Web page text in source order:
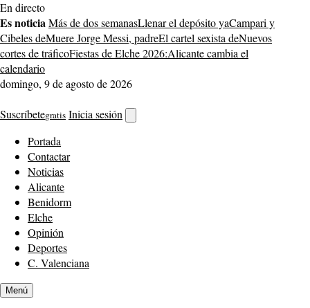
Saltar
al
contenido
En directo
Es noticiaMás de dos semanasLlenar el depósito yaCampari y
Cibeles deMuere Jorge Messi, padreEl cartel sexista deNuevos
cortes de tráficoFiestas de Elche 2026:Alicante cambia el
calendario
domingo, 9 de agosto de 2026
Suscríbetegratis Inicia sesión
buscador
Portada
Contactar
Noticias
Alicante
Benidorm
Elche
Opinión
Deportes
C. Valenciana
Menú